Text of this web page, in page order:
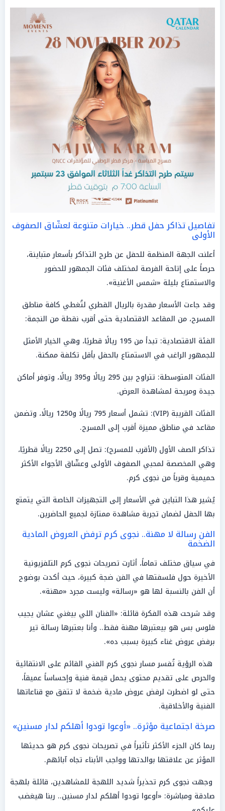
تفاصيل تذاكر حفل قطر.. خيارات متنوعة لعشّاق الصفوف
الأولى
أعلنت الجهة المنظمة للحفل عن طرح التذاكر بأسعار متباينة،
حرصاً على إتاحة الفرصة لمختلف فئات الجمهور للحضور
والاستمتاع بليلة «شمس الأغنية».
وقد جاءت الأسعار مقدرة بالريال القطري لتُغطي كافة مناطق
المسرح، من المقاعد الاقتصادية حتى أقرب نقطة من النجمة:
الفئة الاقتصادية: تبدأ من 195 ريالًا قطريًا، وهي الخيار الأمثل
للجمهور الراغب في الاستمتاع بالحفل بأقل تكلفة ممكنة.
الفئات المتوسطة: تتراوح بين 295 ريالًا و395 ريالًا، وتوفر أماكن
جيدة ومريحة لمشاهدة العرض.
الفئات القريبة (VIP): تشمل أسعار 795 ريالًا و1250 ريالًا، وتضمن
مقاعد في مناطق مميزة أقرب إلى المسرح.
تذاكر الصف الأول (الأقرب للمسرح): تصل إلى 2250 ريالًا قطريًا،
وهي المخصصة لمحبي الصفوف الأولى وعشّاق الأجواء الأكثر
حميمية وقرباً من نجوى كرم.
يُشير هذا التباين في الأسعار إلى التجهيزات الخاصة التي يتمتع
بها الحفل لضمان تجربة مشاهدة ممتازة لجميع الحاضرين.
الفن رسالة لا مهنة.. نجوى كرم ترفض العروض المادية
الضخمة
في سياق مختلف تماماً، أثارت تصريحات نجوى كرم التلفزيونية
الأخيرة حول فلسفتها في الفن ضجة كبيرة، حيث أكدت بوضوح
أن الفن بالنسبة لها هو «رسالة» وليست مجرد «مهنة».
وقد شرحت هذه الفكرة قائلة: «الفنان اللي بيغني عشان يجيب
فلوس بس هو بيعتبرها مهنة فقط.. وأنا بعتبرها رسالة تير
برفض عروض غناء كبيرة بسبب ده».
هذه الرؤية تُفسر مسار نجوى كرم الفني القائم على الانتقائية
والحرص على تقديم محتوى يحمل قيمة فنية وإحساساً عميقاً،
حتى لو اضطرت لرفض عروض مادية ضخمة لا تتفق مع قناعاتها
الفنية والأخلاقية.
صرخة اجتماعية مؤثرة.. «أوعوا تودوا أهلكم لدار مسنين»
ربما كان الجزء الأكثر تأثيراً في تصريحات نجوى كرم هو حديثها
المؤثر عن علاقتها بوالدتها وواجب الأبناء تجاه آبائهم.
وجهت نجوى كرم تحذيراً شديد اللهجة للمشاهدين، قائلة بلهجة
صادقة ومباشرة: «أوعوا تودوا أهلكم لدار مسنين.. ربنا هيغضب